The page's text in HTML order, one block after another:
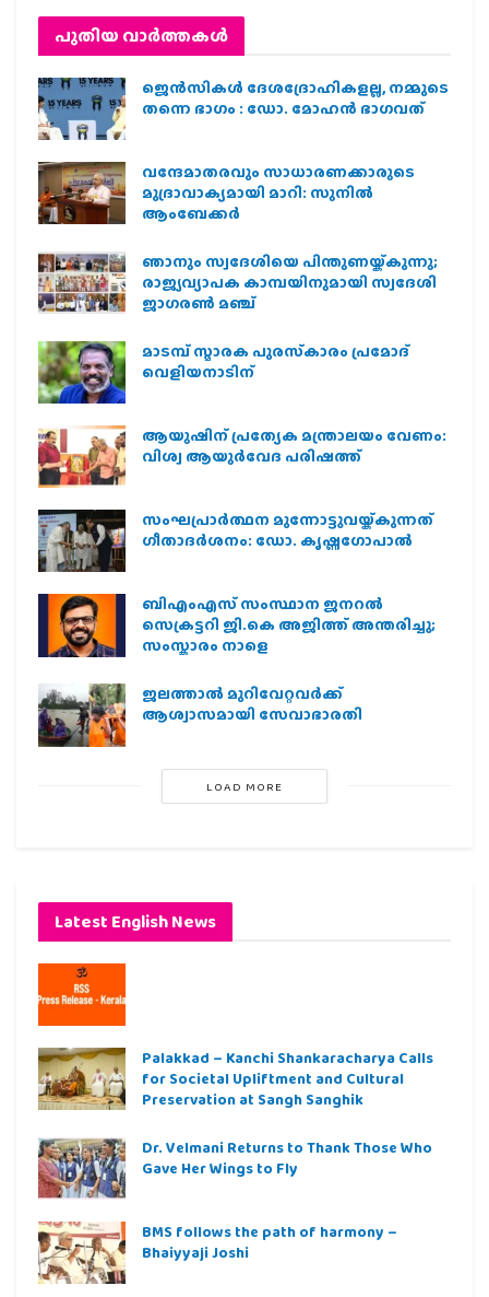
പുതിയ വാര്‍ത്തകള്‍
ജെന്‍സികള്‍ ദേശദ്രോഹികളല്ല, നമ്മുടെ
തന്നെ ഭാഗം : ഡോ. മോഹന്‍ ഭാഗവത്
വന്ദേമാതരവും സാധാരണക്കാരുടെ
മുദ്രാവാക്യമായി മാറി: സുനിൽ
ആംബേക്കർ
ഞാനും സ്വദേശിയെ പിന്തുണയ്ക്കുന്നു;
രാജ്യവ്യാപക കാമ്പയിനുമായി സ്വദേശി
ജാഗരണ്‍ മഞ്ച്
മാടമ്പ് സ്മാരക പുരസ്‌കാരം പ്രമോദ്
വെളിയനാടിന്
ആയുഷിന് പ്രത്യേക മന്ത്രാലയം വേണം:
വിശ്വ ആയുര്‍വേദ പരിഷത്ത്
സംഘപ്രാര്‍ത്ഥന മുന്നോട്ടുവയ്ക്കുന്നത്
ഗീതാദര്‍ശനം: ഡോ. കൃഷ്ണഗോപാല്‍
ബിഎംഎസ് സംസ്ഥാന ജനറൽ
സെക്രട്ടറി ജി.കെ അജിത്ത് അന്തരിച്ചു;
സംസ്കാരം നാളെ
ജലത്താല്‍ മുറിവേറ്റവര്‍ക്ക്
ആശ്വാസമായി സേവാഭാരതി
LOAD MORE
Latest English News
Palakkad – Kanchi Shankaracharya Calls
for Societal Upliftment and Cultural
Preservation at Sangh Sanghik
Dr. Velmani Returns to Thank Those Who
Gave Her Wings to Fly
BMS follows the path of harmony –
Bhaiyyaji Joshi